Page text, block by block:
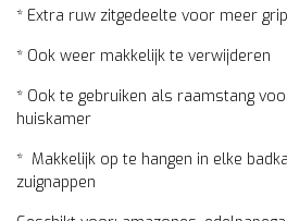
* Extra ruw zitgedeelte voor meer
* Ook weer makkelijk te verwijderen
* Ook te gebruiken als raamstang
huiskamer
* Makkelijk op te hangen in elke
zuignappen